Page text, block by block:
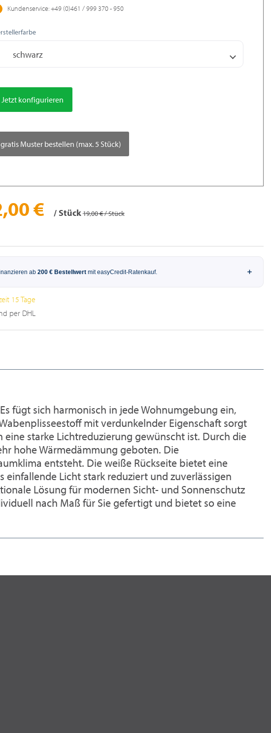
Kundenservice: +49 (0)461 / 999 370 - 950
schwarz
Jetzt konfigurieren
gratis Muster bestellen (max. 5 Stück)
€ / Stück19,00 € / Stück
15 Tage
per DHL
fügt sich harmonisch in jede Wohnumgebung ein,
mit verdunkelnder Eigenschaft sorgt
starke Lichtreduzierung gewünscht ist. Durch die
hohe Wärmedämmung geboten. Die
entsteht. Die weiße Rückseite bietet eine
Licht stark reduziert und zuverlässigen
Lösung für modernen Sicht- und Sonnenschutz
nach Maß für Sie gefertigt und bietet so eine